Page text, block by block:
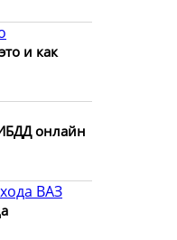
и как
онлайн